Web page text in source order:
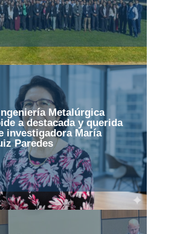
Metalúrgica
a destacada y querida
investigadora María
Paredes